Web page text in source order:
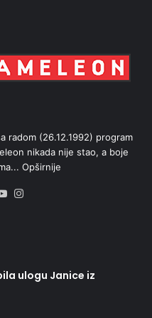
radom (26.12.1992) program
nikada nije stao, a boje
Opširnije
YouTube
ulogu Janice iz